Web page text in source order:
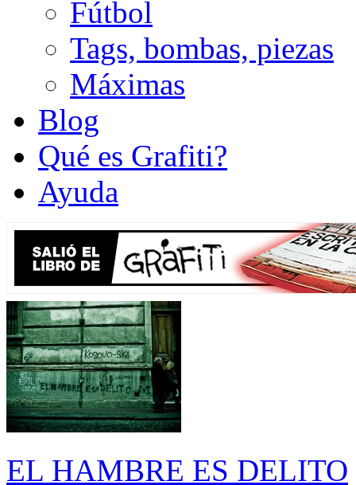
Fútbol
Tags, bombas, piezas
Máximas
Blog
Qué es Grafiti?
Ayuda
EL HAMBRE ES DELITO